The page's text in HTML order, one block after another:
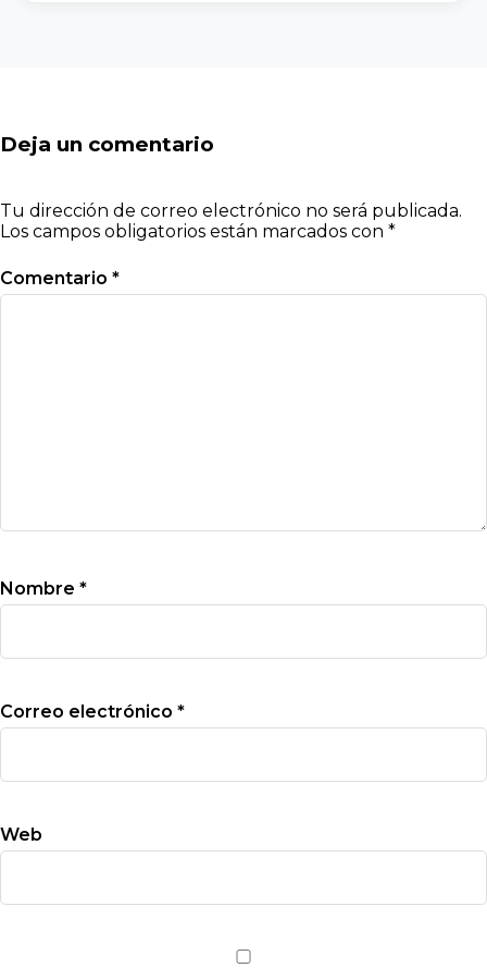
Deja un comentario
Tu dirección de correo electrónico no será publicada.
Los campos obligatorios están marcados con *
Comentario *
Nombre *
Correo electrónico *
Web